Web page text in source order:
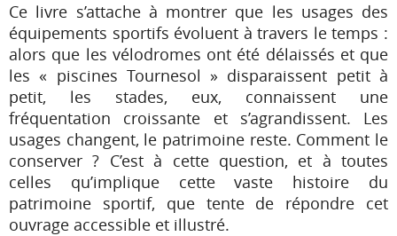
Ce livre s’attache à montrer que les usages des
équipements sportifs évoluent à travers le temps :
alors que les vélodromes ont été délaissés et que
les « piscines Tournesol » disparaissent petit à
petit, les stades, eux, connaissent une
fréquentation croissante et s’agrandissent. Les
usages changent, le patrimoine reste. Comment le
conserver ? C’est à cette question, et à toutes
celles qu’implique cette vaste histoire du
patrimoine sportif, que tente de répondre cet
ouvrage accessible et illustré.